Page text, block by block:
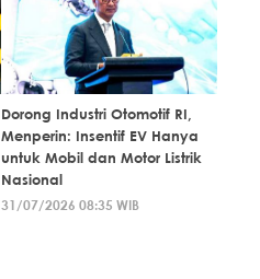
Dorong Industri Otomotif RI,
Menperin: Insentif EV Hanya
untuk Mobil dan Motor Listrik
Nasional
31/07/2026 08:35 WIB